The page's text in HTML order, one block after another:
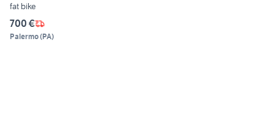
fat bike
700 €
Palermo(PA)